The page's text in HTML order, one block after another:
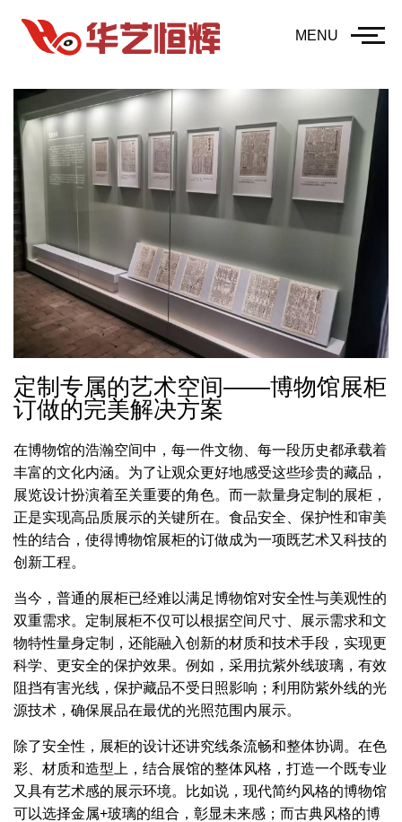
MENU
定制专属的艺术空间——博物馆展柜
订做的完美解决方案
在博物馆的浩瀚空间中，每一件文物、每一段历史都承载着
丰富的文化内涵。为了让观众更好地感受这些珍贵的藏品，
展览设计扮演着至关重要的角色。而一款量身定制的展柜，
正是实现高品质展示的关键所在。食品安全、保护性和审美
性的结合，使得博物馆展柜的订做成为一项既艺术又科技的
创新工程。
当今，普通的展柜已经难以满足博物馆对安全性与美观性的
双重需求。定制展柜不仅可以根据空间尺寸、展示需求和文
物特性量身定制，还能融入创新的材质和技术手段，实现更
科学、更安全的保护效果。例如，采用抗紫外线玻璃，有效
阻挡有害光线，保护藏品不受日照影响；利用防紫外线的光
源技术，确保展品在最优的光照范围内展示。
除了安全性，展柜的设计还讲究线条流畅和整体协调。在色
彩、材质和造型上，结合展馆的整体风格，打造一个既专业
又具有艺术感的展示环境。比如说，现代简约风格的博物馆
可以选择金属+玻璃的组合，彰显未来感；而古典风格的博